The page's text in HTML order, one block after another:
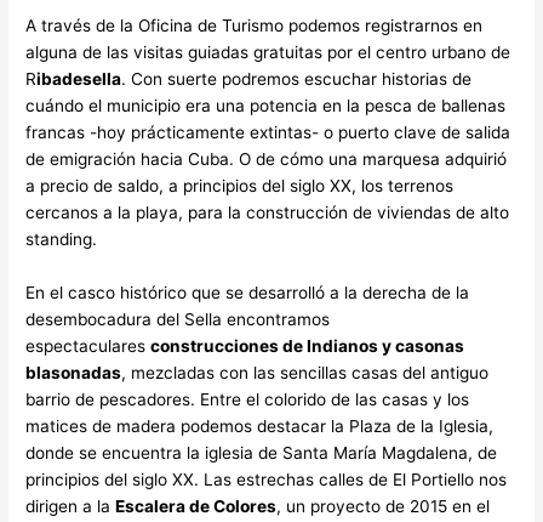
A través de la Oficina de Turismo podemos registrarnos en
alguna de las visitas guiadas gratuitas por el centro urbano de
Ribadesella. Con suerte podremos escuchar historias de
cuándo el municipio era una potencia en la pesca de ballenas
francas -hoy prácticamente extintas- o puerto clave de salida
de emigración hacia Cuba. O de cómo una marquesa adquirió
a precio de saldo, a principios del siglo XX, los terrenos
cercanos a la playa, para la construcción de viviendas de alto
standing.
En el casco histórico que se desarrolló a la derecha de la
desembocadura del Sella encontramos
espectacularesconstrucciones de Indianos y casonas
blasonadas, mezcladas con las sencillas casas del antiguo
barrio de pescadores. Entre el colorido de las casas y los
matices de madera podemos destacar la Plaza de la Iglesia,
donde se encuentra la iglesia de Santa María Magdalena, de
principios del siglo XX. Las estrechas calles de El Portiello nos
dirigen a laEscalera de Colores, un proyecto de 2015 en el